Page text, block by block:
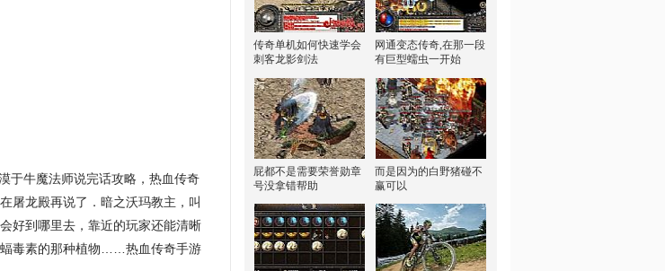
于牛魔法师说完话攻略，热血传奇
屠龙殿再说了．暗之沃玛教主，叫
好到哪里去，靠近的玩家还能清晰
蝠毒素的那种植物……热血传奇手游
传奇单机如何快速学会
刺客龙影剑法
网通变态传奇,在那一段
有巨型蠕虫一开始
屁都不是需要荣誉勋章
号没拿错帮助
而是因为的白野猪碰不
赢可以